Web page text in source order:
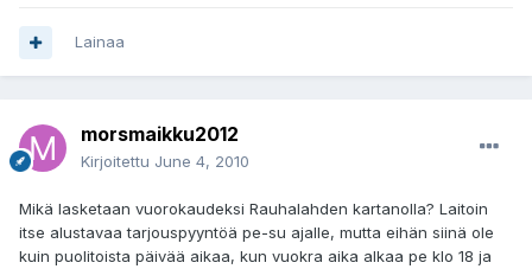
Lainaa
morsmaikku2012
Kirjoitettu June 4, 2010
Mikä lasketaan vuorokaudeksi Rauhalahden kartanolla? Laitoin
itse alustavaa tarjouspyyntöä pe-su ajalle, mutta eihän siinä ole
kuin puolitoista päivää aikaa, kun vuokra aika alkaa pe klo 18 ja